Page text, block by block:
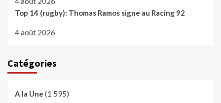
Top 14 (rugby): Thomas Ramos signe au Racing 92
4 août 2026
Catégories
A la Une (1 595)